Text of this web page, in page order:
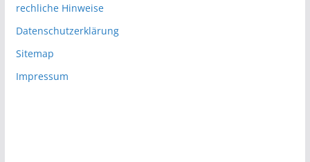
rechliche Hinweise
Datenschutzerklärung
Sitemap
Impressum